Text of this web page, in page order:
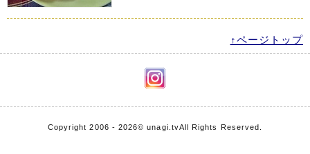
↑ページトップ
Copyright 2006 - 2026© unagi.tvAll Rights Reserved.